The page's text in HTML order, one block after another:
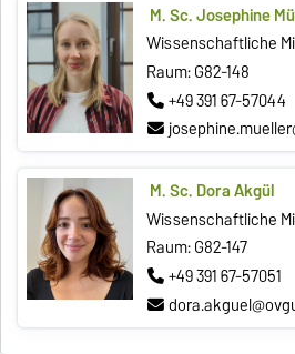
M. Sc. Josephine
Wissenschaftliche
Raum: G82-148
+49 391 67-57044
M. Sc. Dora Akgül
Wissenschaftliche
Raum: G82-147
+49 391 67-57051